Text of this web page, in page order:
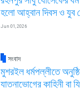
হলো আহ্বান দিবস ও যুব
Jun 01, 2026
সংবাদ
মুশরইল ধর্মপল্লীতে
যাতনাভোগের কাহিনী বা